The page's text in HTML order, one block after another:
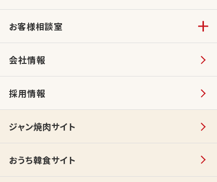
お客様相談室
会社情報
採用情報
ジャン焼肉サイト
おうち韓食サイト